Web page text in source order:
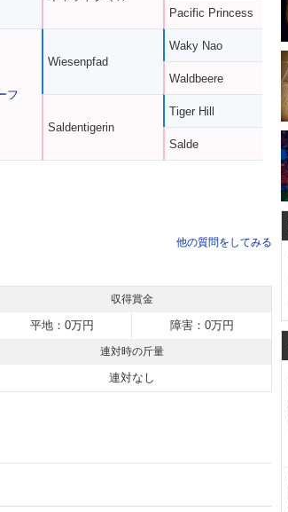
フ
Wiesenpfad
Saldentigerin
Pacific Princess
Waky Nao
Waldbeere
Tiger Hill
Salde
他の質問をしてみる
収得賞金
平地：0万円 障害：0万円
連対時の斤量
連対なし